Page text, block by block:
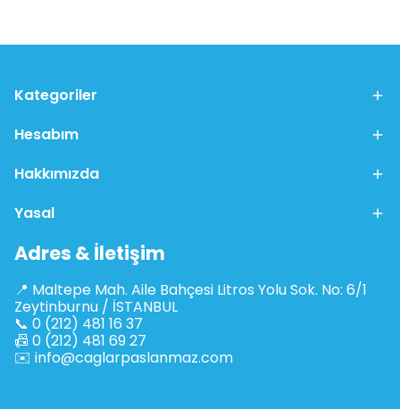
Kategoriler
Hesabım
Hakkımızda
Yasal
Adres & İletişim
📍 Maltepe Mah. Aile Bahçesi Litros Yolu Sok. No: 6/1
Zeytinburnu / İSTANBUL
📞 0 (212) 481 16 37
📠 0 (212) 481 69 27
✉️ info@caglarpaslanmaz.com